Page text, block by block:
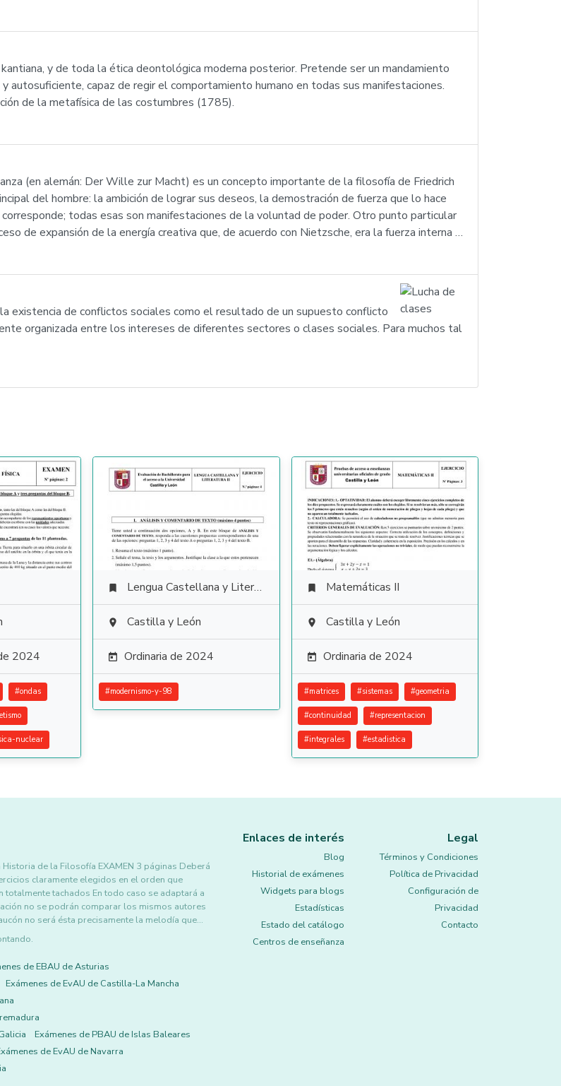
y de toda la ética deontológica moderna posterior. Pretende ser un mandamiento
autosuficiente, capaz de regir el comportamiento humano en todas sus manifestaciones.
de la metafísica de las costumbres (1785).
(en alemán: Der Wille zur Macht) es un concepto importante de la filosofía de Friedrich
del hombre: la ambición de lograr sus deseos, la demostración de fuerza que lo hace
todas esas son manifestaciones de la voluntad de poder. Otro punto particular
de expansión de la energía creativa que, de acuerdo con Nietzsche, era la fuerza interna …
existencia de conflictos sociales como el resultado de un supuesto conflicto
organizada entre los intereses de diferentes sectores o clases sociales. Para muchos tal
2024
#ondas
nuclear
 Lengua Castellana y Literatura
 Castilla y León
 Ordinaria de 2024
#modernismo-y-98
 Matemáticas II
 Castilla y León
 Ordinaria de 2024
#matrices #sistemas #geometria
#continuidad #representacion
#integrales #estadistica
de la Filosofía EXAMEN 3 páginas Deberá
claramente elegidos en el orden que
tachados En todo caso se adaptará a
no se podrán comparar los mismos autores
no será ésta precisamente la melodía que…
de EBAU de Asturias
Exámenes de EvAU de Castilla-La Mancha
Exámenes de PBAU de Islas Baleares
de EvAU de Navarra
Enlaces de interés
Blog
Historial de exámenes
Widgets para blogs
Estadísticas
Estado del catálogo
Centros de enseñanza
Legal
Términos y Condiciones
Política de Privacidad
Configuración de
Privacidad
Contacto